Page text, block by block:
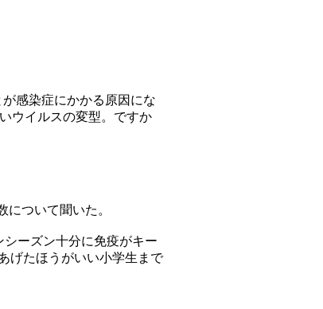
感染症にかかる原因にな
ウイルスの変型。ですか
ついて聞いた。
ーズン十分に免疫がキー
げたほうがいい小学生まで